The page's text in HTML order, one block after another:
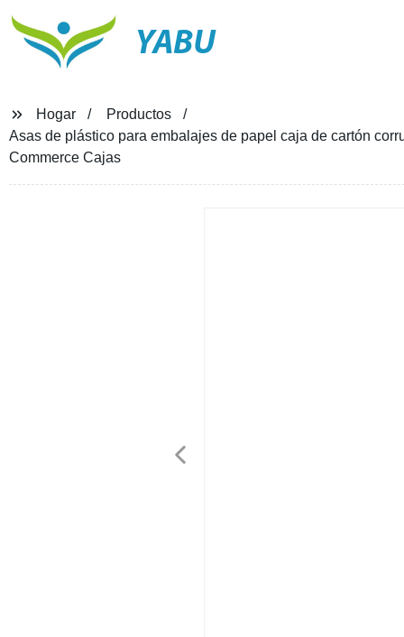
YABU
Hogar
Productos
Asas de plástico para embalajes de papel caja de cartón
Commerce Cajas